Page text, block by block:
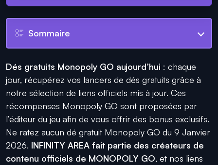
Sommaire
Dés gratuits Monopoly GO aujourd’hui : chaque
jour, récupérez vos lancers de dés gratuits grâce à
notre sélection de liens officiels mis à jour. Ces
récompenses Monopoly GO sont proposées par
l’éditeur du jeu afin de vous offrir des bonus exclusifs.
Ne ratez aucun dé gratuit Monopoly GO du 9 Janvier
2026. INFINITY AREA fait partie des créateurs de
contenu officiels de MONOPOLY GO, et nos liens